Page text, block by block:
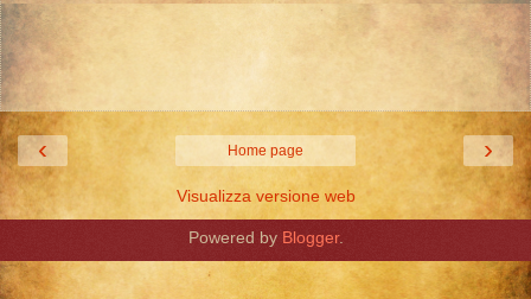
‹ ›
Home page
Visualizza versione web
Powered by Blogger.